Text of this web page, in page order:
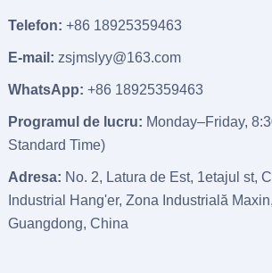
Telefon: +86 18925359463
E-mail: zsjmslyy@163.com
WhatsApp: +86 18925359463
Programul de lucru: Monday–Friday,
Standard Time)
Adresa: No. 2, Latura de Est, 1etajul st,
Industrial Hang'er, Zona Industrială
Guangdong, China